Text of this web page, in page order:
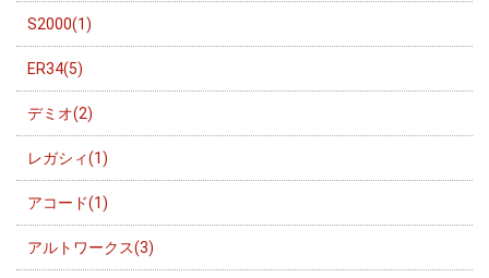
S2000(1)
ER34(5)
デミオ(2)
レガシィ(1)
アコード(1)
アルトワークス(3)